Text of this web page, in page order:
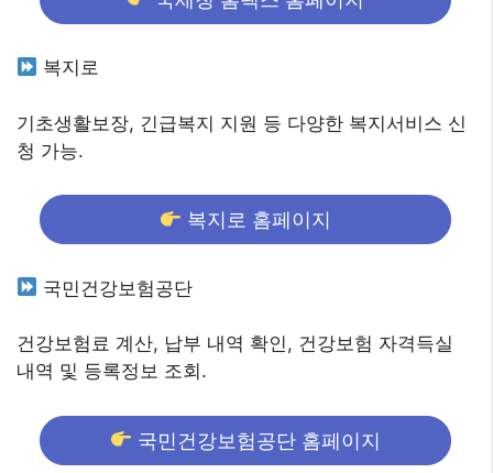
복지로
기초생활보장, 긴급복지 지원 등 다양한 복지서비스 신
청 가능.
복지로 홈페이지
국민건강보험공단
건강보험료 계산, 납부 내역 확인, 건강보험 자격득실
내역 및 등록정보 조회.
국민건강보험공단 홈페이지